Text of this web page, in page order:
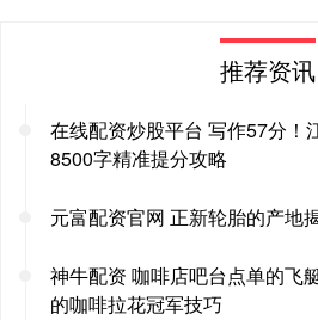
推荐资讯
在线配资炒股平台 写作57分！
8500字精准提分攻略
元富配资官网 正新轮胎的产地
神牛配资 咖啡店吧台点单的飞
的咖啡拉花冠军技巧